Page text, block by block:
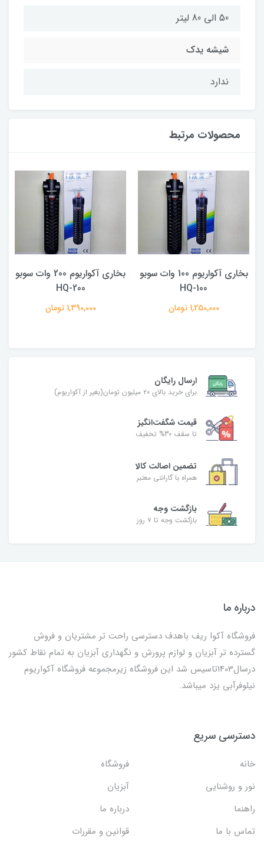
50 الی 80 لیتر
شیشه یدک
ندارد
محصولات مرتبط
بخاری آکواریوم 100 وات سوبو
HQ-100
1,250,000 تومان
بخاری آکواریوم 200 وات سوبو
HQ-200
1,390,000 تومان
ارسال رایگان
برای خرید بالای ۲۰ میلیون تومان(بغیر از آکواریوم)
قیمت شگفت‌انگیز
تا سقف 30% تخفیف
تضمین اصالت کالا
همراه با گارانتی معتبر
بازگشت وجه
بازگشت وجه تا ۷ روز
درباره ما
فروشگاه آکوا ریف باهدف دسترسی راحت تر مشتریان و فروش
گسترده تر آبزیان و لوازم پرورش و نگهداری آبزیان به تمام نقاط کشور
درسال1403تاسیس شد این فروشگاه زیرمجموعه فروشگاه آکواریوم
نیلوفرآبی یزد میباشد.
دسترسی سریع
خانه
فروشگاه
نور و روشنایی
آبزیان
راهنما
درباره ما
تماس با ما
قوانین و مقررات